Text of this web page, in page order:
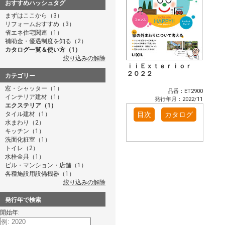
おすすめハッシュタグ
まずはここから（3）
リフォームおすすめ（3）
省エネ住宅関連（1）
補助金・優遇制度を知る（2）
カタログ一覧＆使い方（1）
絞り込みの解除
カテゴリー
窓・シャッター（1）
インテリア建材（1）
エクステリア（1）
タイル建材（1）
水まわり（2）
キッチン（1）
洗面化粧室（1）
トイレ（2）
水栓金具（1）
ビル・マンション・店舗（1）
各種施設用設備機器（1）
絞り込みの解除
発行年で検索
開始年:
ｉｉＥｘｔｅｒｉｏｒ
２０２２
品番：ET2900
発行年月：2022/11
目次 カタログ